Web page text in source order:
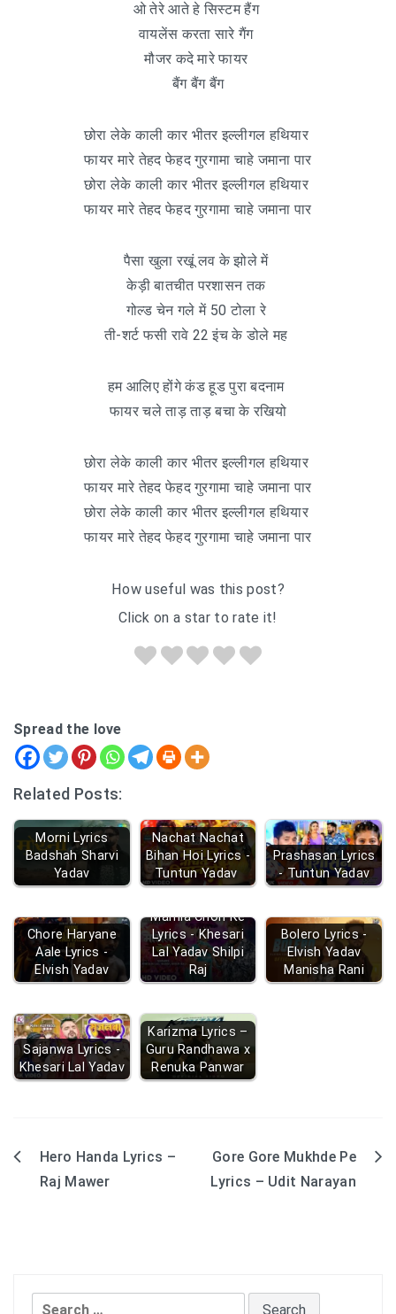
ओ तेरे आते हे सिस्टम हैंग
वायलेंस करता सारे गैंग
मौजर कदे मारे फायर
बैंग बैंग बैंग
छोरा लेके काली कार भीतर इल्लीगल हथियार
फायर मारे तेहद फेहद गुरगामा चाहे जमाना पार
छोरा लेके काली कार भीतर इल्लीगल हथियार
फायर मारे तेहद फेहद गुरगामा चाहे जमाना पार
पैसा खुला रखूं लव के झोले में
केड़ी बातचीत परशासन तक
गोल्ड चेन गले में 50 टोला रे
ती-शर्ट फसी रावे 22 इंच के डोले मह
हम आलिए होंगे कंड हूड पुरा बदनाम
फायर चले ताड़ ताड़ बचा के रखियो
छोरा लेके काली कार भीतर इल्लीगल हथियार
फायर मारे तेहद फेहद गुरगामा चाहे जमाना पार
छोरा लेके काली कार भीतर इल्लीगल हथियार
फायर मारे तेहद फेहद गुरगामा चाहे जमाना पार
How useful was this post?
Click on a star to rate it!
Spread the love
Related Posts:
Morni Lyrics
Badshah Sharvi
Yadav
Nachat Nachat
Bihan Hoi Lyrics -
Tuntun Yadav
Prashasan Lyrics
- Tuntun Yadav
Chore Haryane
Aale Lyrics -
Elvish Yadav
Mamla Chori Ke
Lyrics - Khesari
Lal Yadav Shilpi
Raj
Bolero Lyrics -
Elvish Yadav
Manisha Rani
Sajanwa Lyrics -
Khesari Lal Yadav
Karizma Lyrics –
Guru Randhawa x
Renuka Panwar
PostHero Handa Lyrics –
Raj Mawer
Gore Gore Mukhde Pe
Lyrics – Udit Narayan
Search